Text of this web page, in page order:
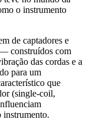
o instrumento
de captadores e
construídos com
das cordas e a
para um
que
(single-coil,
instrumento.